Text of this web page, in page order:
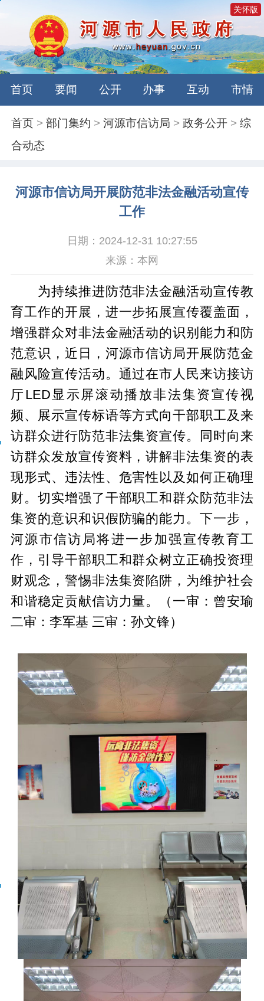
关怀版
首页 要闻 公开 办事 互动 市情
首页 >部门集约 >河源市信访局 >政务公开 >综
合动态
河源市信访局开展防范非法金融活动宣传
工作
日期：2024-12-31 10:27:55
来源：本网
为持续推进防范非法金融活动宣传教
育工作的开展，进一步拓展宣传覆盖面，
增强群众对非法金融活动的识别能力和防
范意识，近日，河源市信访局开展防范金
融风险宣传活动。通过在市人民来访接访
厅LED显示屏滚动播放非法集资宣传视
频、展示宣传标语等方式向干部职工及来
访群众进行防范非法集资宣传。同时向来
访群众发放宣传资料，讲解非法集资的表
现形式、违法性、危害性以及如何正确理
财。切实增强了干部职工和群众防范非法
集资的意识和识假防骗的能力。下一步，
河源市信访局将进一步加强宣传教育工
作，引导干部职工和群众树立正确投资理
财观念，警惕非法集资陷阱，为维护社会
和谐稳定贡献信访力量。（一审：曾安瑜
二审：李军基 三审：孙文锋）